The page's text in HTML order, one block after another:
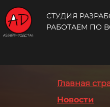
СТУДИЯ
РАБОТАЕМ ПО
Главная
Новости